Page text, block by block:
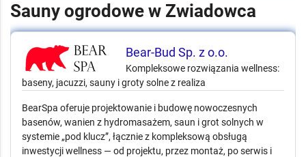
Sauny ogrodowe w Zwiadowca
Bear-Bud Sp. z o.o.
Kompleksowe rozwiązania wellness:
baseny, jacuzzi, sauny i groty solne z realiza
BearSpa oferuje projektowanie i budowę nowoczesnych
basenów, wanien z hydromasażem, saun i grot solnych w
systemie „pod klucz”, łącznie z kompleksową obsługą
inwestycji wellness — od projektu, przez montaż, po serwis i